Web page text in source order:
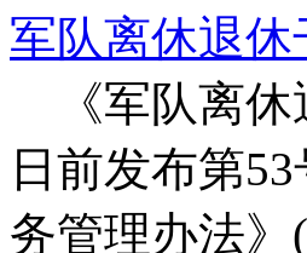
军队离休退
《军队离
日前发布第
务管理办法